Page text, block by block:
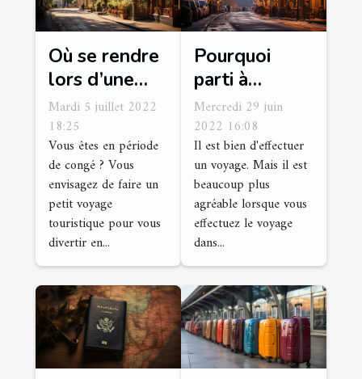
Où se rendre
lors d’une
visite
touristique à
Vierzon
Mardi 5 juillet 2022
18:25
Vous êtes en période
de congé ? Vous
envisagez de faire un
petit voyage
touristique pour vous
divertir en...
Pourquoi
parti à
Chamonix
pour vos
vacances
d'hiver ?
Mercredi 29 juin
2022 16:08
Il est bien d'effectuer
un voyage. Mais il est
beaucoup plus
agréable lorsque vous
effectuez le voyage
dans...